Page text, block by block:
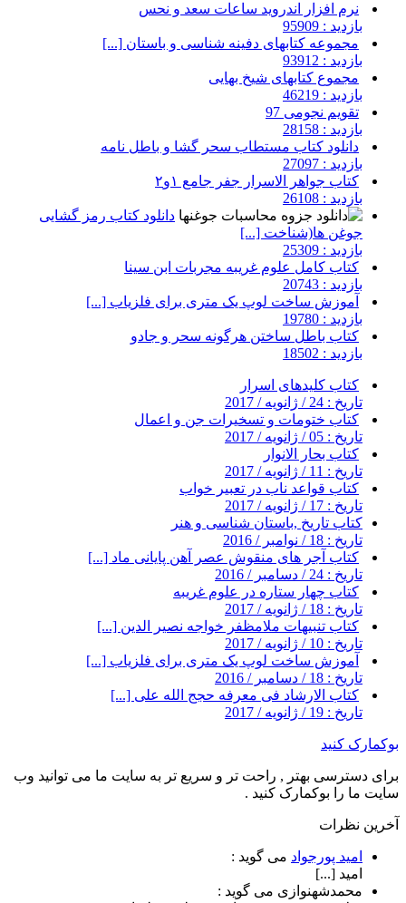
نرم افزار اندروید ساعات سعد و نحس
بازدید : 95909
مجموعه کتابهای دفینه شناسی و باستان [...]
بازدید : 93912
مجموع کتابهای شیخ بهایی
بازدید : 46219
تقویم نجومی 97
بازدید : 28158
دانلود کتاب مستطاب سحر گشا و باطل نامه
بازدید : 27097
کتاب جواهر الاسرار جفر جامع ۱و۲
بازدید : 26108
دانلود کتاب رمز گشایی
جوغن ها(شناخت [...]
بازدید : 25309
کتاب کامل علوم غریبه مجربات ابن سینا
بازدید : 20743
آموزش ساخت لوپ یک متری برای فلزیاب [...]
بازدید : 19780
کتاب باطل ساختن هرگونه سحر و جادو
بازدید : 18502
کتاب کلیدهای اسرار
تاریخ : 24 / ژانویه / 2017
کتاب ختومات و تسخیرات جن و اعمال
تاریخ : 05 / ژانویه / 2017
کتاب بحار الانوار
تاریخ : 11 / ژانویه / 2017
کتاب قواعد ناب در تعبیر خواب
تاریخ : 17 / ژانویه / 2017
کتاب تاریخ ,باستان شناسی و هنر
تاریخ : 18 / نوامبر / 2016
کتاب آجر های منقوش عصر آهن پایانی ماد [...]
تاریخ : 24 / دسامبر / 2016
کتاب چهار ستاره در علوم غریبه
تاریخ : 18 / ژانویه / 2017
کتاب تنبیهات ملامظفر خواجه نصیر الدین [...]
تاریخ : 10 / ژانویه / 2017
آموزش ساخت لوپ یک متری برای فلزیاب [...]
تاریخ : 18 / دسامبر / 2016
کتاب الارشاد فی معرفه حجج الله علی [...]
تاریخ : 19 / ژانویه / 2017
بوکمارک کنید
برای دسترسی بهتر , راحت تر و سریع تر به سایت ما می توانید وب
سایت ما را بوکمارک کنید .
آخرین نظرات
امید پورجواد می گوید :
امید [...]
محمدشهنوازی می گوید :